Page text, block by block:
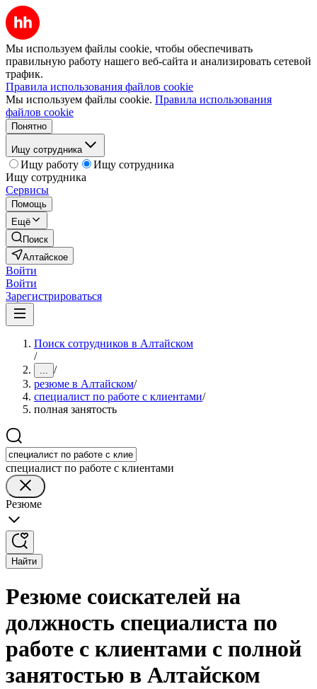
Мы используем файлы cookie, чтобы обеспечивать
правильную работу нашего веб-сайта и анализировать сетевой
трафик.
Правила использования файлов cookie
Мы используем файлы cookie. Правила использования
файлов cookie
Понятно
Ищу сотрудника
Ищу работу
Ищу сотрудника
Ищу сотрудника
Сервисы
Помощь
Ещё
Поиск
Алтайское
Войти
Войти
Зарегистрироваться
Поиск сотрудников в Алтайском
/
... /
резюме в Алтайском/
специалист по работе с клиентами/
полная занятость
специалист по работе с клиентами
Резюме
Найти
Резюме соискателей на
должность специалиста по
работе с клиентами с полной
занятостью в Алтайском